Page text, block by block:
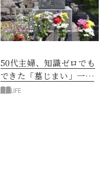
50代主婦、知識ゼロでも
できた「墓じまい」一つ
後悔したのは、ある順
LIFE